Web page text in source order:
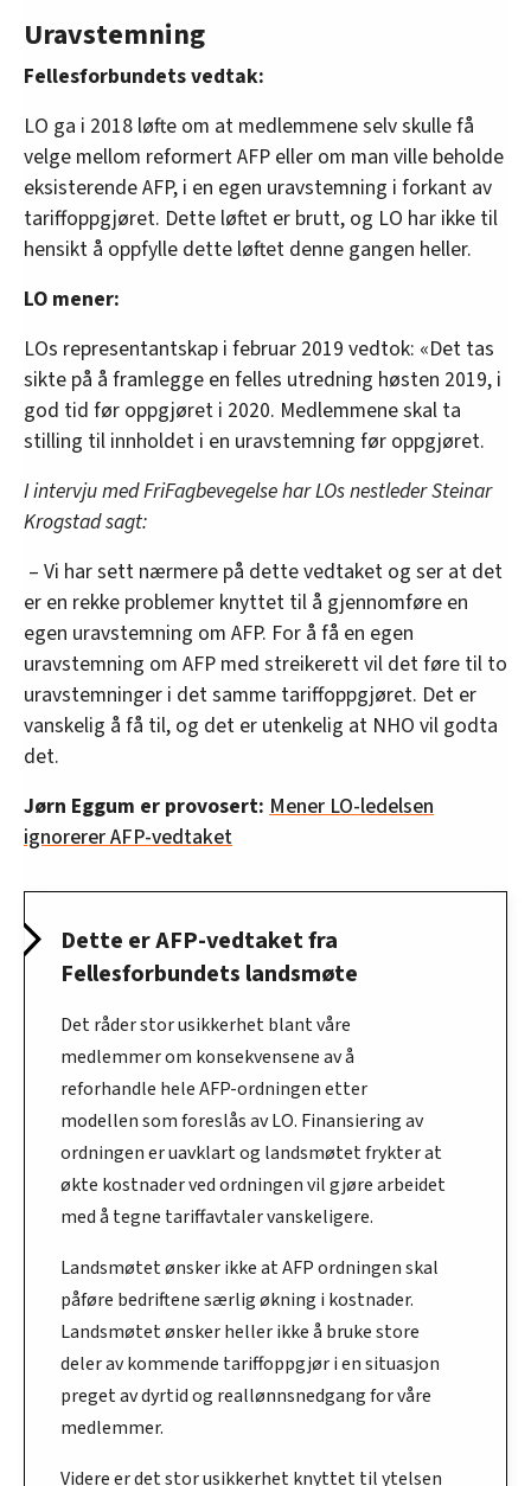
Uravstemning
Fellesforbundets vedtak:
LO ga i 2018 løfte om at medlemmene selv skulle få
velge mellom reformert AFP eller om man ville beholde
eksisterende AFP, i en egen uravstemning i forkant av
tariffoppgjøret. Dette løftet er brutt, og LO har ikke til
hensikt å oppfylle dette løftet denne gangen heller.
LO mener:
LOs representantskap i februar 2019 vedtok: «Det tas
sikte på å framlegge en felles utredning høsten 2019, i
god tid før oppgjøret i 2020. Medlemmene skal ta
stilling til innholdet i en uravstemning før oppgjøret.
I intervju med FriFagbevegelse har LOs nestleder Steinar
Krogstad sagt:
– Vi har sett nærmere på dette vedtaket og ser at det
er en rekke problemer knyttet til å gjennomføre en
egen uravstemning om AFP. For å få en egen
uravstemning om AFP med streikerett vil det føre til to
uravstemninger i det samme tariffoppgjøret. Det er
vanskelig å få til, og det er utenkelig at NHO vil godta
det.
Jørn Eggum er provosert: Mener LO-ledelsen
ignorerer AFP-vedtaket
Dette er AFP-vedtaket fra
Fellesforbundets landsmøte
Det råder stor usikkerhet blant våre
medlemmer om konsekvensene av å
reforhandle hele AFP-ordningen etter
modellen som foreslås av LO. Finansiering av
ordningen er uavklart og landsmøtet frykter at
økte kostnader ved ordningen vil gjøre arbeidet
med å tegne tariffavtaler vanskeligere.
Landsmøtet ønsker ikke at AFP ordningen skal
påføre bedriftene særlig økning i kostnader.
Landsmøtet ønsker heller ikke å bruke store
deler av kommende tariffoppgjør i en situasjon
preget av dyrtid og reallønnsnedgang for våre
medlemmer.
Videre er det stor usikkerhet knyttet til ytelsen